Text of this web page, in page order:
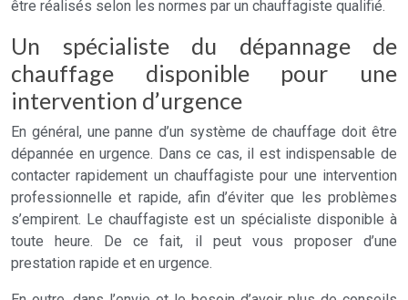
être réalisés selon les normes par un chauffagiste qualifié.
Un spécialiste du dépannage de
chauffage disponible pour une
intervention d’urgence
En général, une panne d’un système de chauffage doit être
dépannée en urgence. Dans ce cas, il est indispensable de
contacter rapidement un chauffagiste pour une intervention
professionnelle et rapide, afin d’éviter que les problèmes
s’empirent. Le chauffagiste est un spécialiste disponible à
toute heure. De ce fait, il peut vous proposer d’une
prestation rapide et en urgence.